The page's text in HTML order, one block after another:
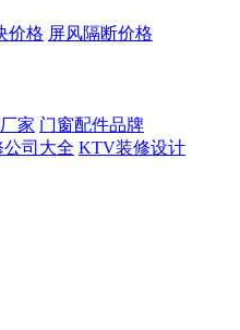
价格 屏风隔断价格
家 门窗配件品牌
司大全 KTV装修设计